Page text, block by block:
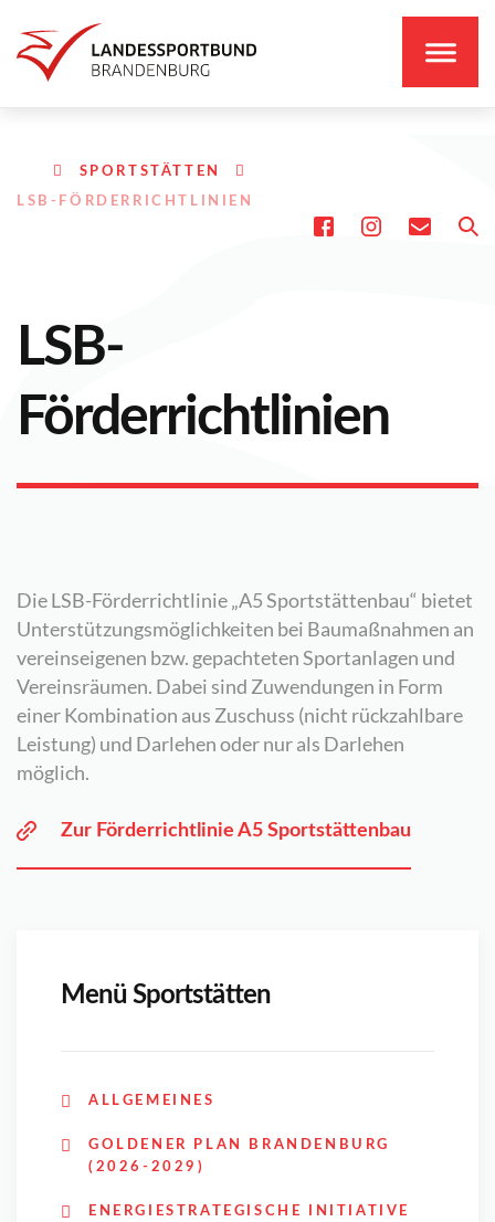
SPORTSTÄTTEN
LSB-FÖRDERRICHTLINIEN
LSB-
Förderrichtlinien
Die LSB-Förderrichtlinie „A5 Sportstättenbau“ bietet
Unterstützungsmöglichkeiten bei Baumaßnahmen an
vereinseigenen bzw. gepachteten Sportanlagen und
Vereinsräumen. Dabei sind Zuwendungen in Form
einer Kombination aus Zuschuss (nicht rückzahlbare
Leistung) und Darlehen oder nur als Darlehen
möglich.
Zur Förderrichtlinie A5 Sportstättenbau
Menü Sportstätten
ALLGEMEINES
GOLDENER PLAN BRANDENBURG
(2026-2029)
ENERGIESTRATEGISCHE INITIATIVE